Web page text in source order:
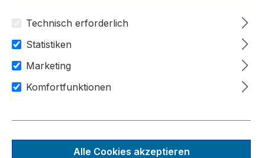
Industrie-PC Hersteller Neousys Technology
Anwendungsbereiche
Transport & Logistik
Technisch erforderlich
Statistiken
Marketing
Komfortfunktionen
Alle Cookies akzeptieren